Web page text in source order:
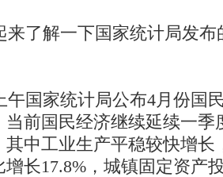
了解一下国家统计局发布
国家统计局公布4月份国
当前国民经济继续延续一季
中工业生产平稳较快增长
长17.8%，城镇固定资产